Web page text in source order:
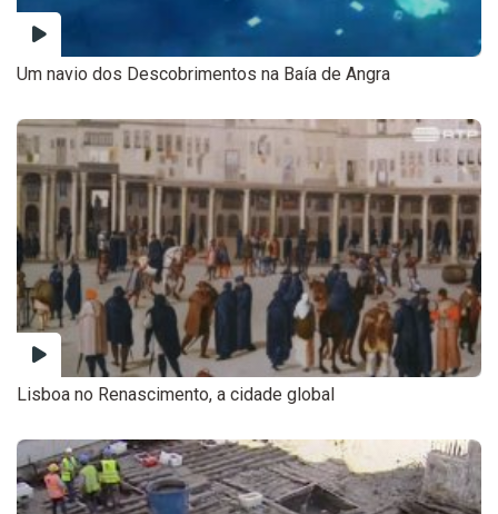
Um navio dos Descobrimentos na Baía de Angra
Lisboa no Renascimento, a cidade global